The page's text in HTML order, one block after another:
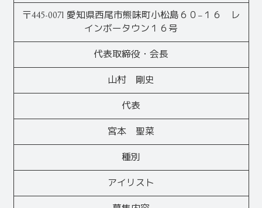
〒445-0071 愛知県西尾市熊味町小松島６０−１６ レ
インボータウン１６号
代表取締役・会長
山村 剛史
代表
宮本 聖菜
種別
アイリスト